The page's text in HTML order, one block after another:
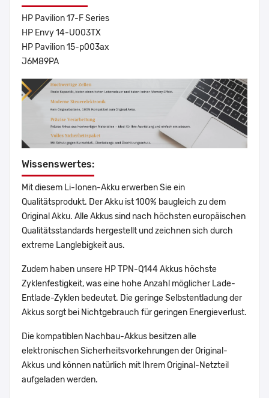
HP Pavilion 17-F Series
HP Envy 14-U003TX
HP Pavilion 15-p003ax
J6M89PA
Wissenswertes:
Mit diesem Li-Ionen-Akku erwerben Sie ein
Qualitätsprodukt. Der Akku ist 100% baugleich zu dem
Original Akku. Alle Akkus sind nach höchsten europäischen
Qualitätsstandards hergestellt und zeichnen sich durch
extreme Langlebigkeit aus.
Zudem haben unsere HP TPN-Q144 Akkus höchste
Zyklenfestigkeit, was eine hohe Anzahl möglicher Lade-
Entlade-Zyklen bedeutet. Die geringe Selbstentladung der
Akkus sorgt bei Nichtgebrauch für geringen Energieverlust.
Die kompatiblen Nachbau-Akkus besitzen alle
elektronischen Sicherheitsvorkehrungen der Original-
Akkus und können natürlich mit Ihrem Original-Netzteil
aufgeladen werden.